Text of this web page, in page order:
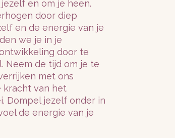
en om je heen.
door diep
en de energie van je
we je in je
door te
Neem de tijd om je te
met ons
kracht van het
Dompel jezelf onder in
de energie van je